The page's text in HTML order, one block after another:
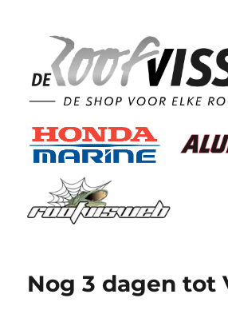
Nog 3 dagen tot